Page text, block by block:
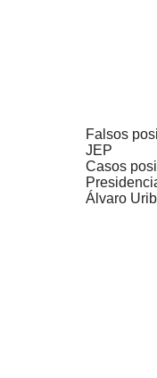
Falsos
JEP
Casos
Álvaro